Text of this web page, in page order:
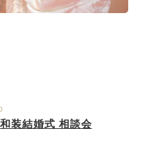
装結婚式 相談会